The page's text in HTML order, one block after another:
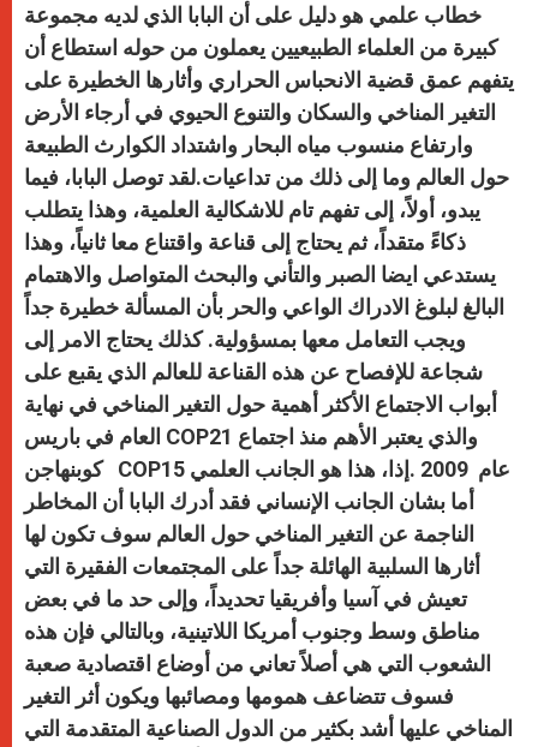
خطاب علمي هو دليل على أن البابا الذي لديه مجموعة
كبيرة من العلماء الطبيعيين يعملون من حوله استطاع أن
يتفهم عمق قضية الانحباس الحراري وأثارها الخطيرة على
التغير المناخي والسكان والتنوع الحيوي في أرجاء الأرض
وارتفاع منسوب مياه البحار واشتداد الكوارث الطبيعة
حول العالم وما إلى ذلك من تداعيات.لقد توصل البابا، فيما
يبدو، أولاً، إلى تفهم تام للاشكالية العلمية، وهذا يتطلب
ذكاءً متقداً، ثم يحتاج إلى قناعة واقتناع معا ثانياً، وهذا
يستدعي ايضا الصبر والتأني والبحث المتواصل والاهتمام
البالغ لبلوغ الادراك الواعي والحر بأن المسألة خطيرة جداً
ويجب التعامل معها بمسؤولية. كذلك يحتاج الامر إلى
شجاعة للإفصاح عن هذه القناعة للعالم الذي يقبع على
أبواب الاجتماع الأكثر أهمية حول التغير المناخي في نهاية
العام في باريس COP21 والذي يعتبر الأهم منذ اجتماع
كوبنهاجن COP15 عام 2009 .إذا، هذا هو الجانب العلمي
أما بشان الجانب الإنساني فقد أدرك البابا أن المخاطر
الناجمة عن التغير المناخي حول العالم سوف تكون لها
أثارها السلبية الهائلة جداً على المجتمعات الفقيرة التي
تعيش في آسيا وأفريقيا تحديداً، وإلى حد ما في بعض
مناطق وسط وجنوب أمريكا اللاتينية، وبالتالي فإن هذه
الشعوب التي هي أصلاً تعاني من أوضاع اقتصادية صعبة
فسوف تتضاعف همومها ومصائبها ويكون أثر التغير
المناخي عليها أشد بكثير من الدول الصناعية المتقدمة التي